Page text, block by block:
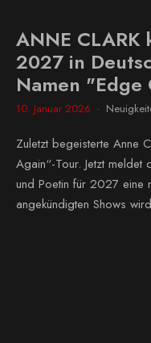
ANNE
2027 in
Namen "Edge
10. Januar 2026
Zuletzt begeisterte Anne
Again“-Tour. Jetzt
und Poetin für 2027 eine
angekündigten Shows